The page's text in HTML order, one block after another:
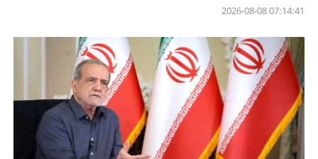
07:14:41 2026-08-08